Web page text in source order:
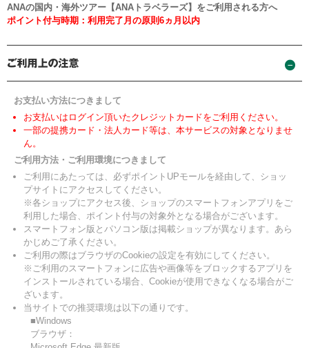
ANAの国内・海外ツアー【ANAトラベラーズ】をご利用される方へ
ポイント付与時期：利用完了月の原則6ヵ月以内
お支払い方法につきまして
お支払いはログイン頂いたクレジットカードをご利用ください。
一部の提携カード・法人カード等は、本サービスの対象となりませ
ん。
ご利用方法・ご利用環境につきまして
ご利用にあたっては、必ずポイントUPモールを経由して、ショッ
プサイトにアクセスしてください。
※各ショップにアクセス後、ショップのスマートフォンアプリをご
利用した場合、ポイント付与の対象外となる場合がございます。
スマートフォン版とパソコン版は掲載ショップが異なります。あら
かじめご了承ください。
ご利用の際はブラウザのCookieの設定を有効にしてください。
※ご利用のスマートフォンに広告や画像等をブロックするアプリを
インストールされている場合、Cookieが使用できなくなる場合がご
ざいます。
当サイトでの推奨環境は以下の通りです。
■Windows
ブラウザ：